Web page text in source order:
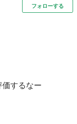
フォローする
価するなー